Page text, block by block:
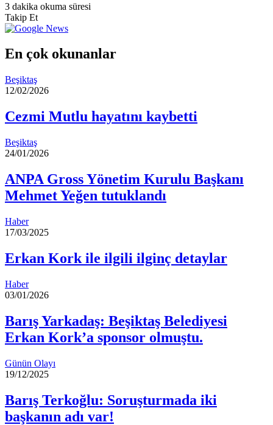
e-
göndermek
3 dakika okuma süresi
Takip Et
En çok okunanlar
Beşiktaş
12/02/2026
Cezmi Mutlu hayatını kaybetti
Beşiktaş
24/01/2026
ANPA Gross Yönetim Kurulu Başkanı
Mehmet Yeğen tutuklandı
Haber
17/03/2025
Erkan Kork ile ilgili ilginç detaylar
Haber
03/01/2026
Barış Yarkadaş: Beşiktaş Belediyesi
Erkan Kork’a sponsor olmuştu.
Günün Olayı
19/12/2025
Barış Terkoğlu: Soruşturmada iki
başkanın adı var!